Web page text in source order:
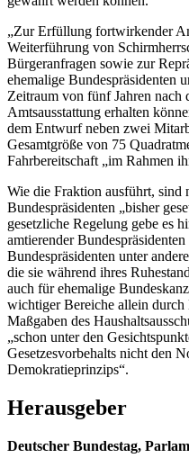
„Zur Erfüllung fortwirkender
Weiterführung von
Bürgeranfragen sowie zur
ehemalige Bundespräsidenten
Zeitraum von fünf Jahren nach
Amtsausstattung erhalten
dem Entwurf neben zwei
Gesamtgröße von 75
Fahrbereitschaft „im Rahmen
Wie die Fraktion ausführt, sind
Bundespräsidenten „bisher
gesetzliche Regelung gebe es
amtierender
Bundespräsidenten unter
die sie während ihres
auch für ehemalige
wichtiger Bereiche allein durch
Maßgaben des
„schon unter den
Gesetzesvorbehalts nicht den
Demokratieprinzips“.
Herausgeber
Deutscher Bundestag,